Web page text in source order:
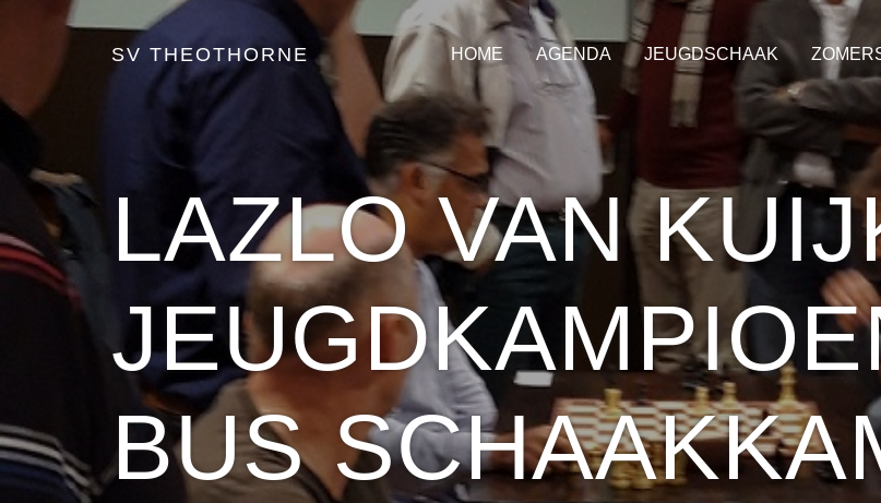
SV THEOTHORNE HOME AGENDA JEUGDSCHAAK
LAZLO VAN
BUS